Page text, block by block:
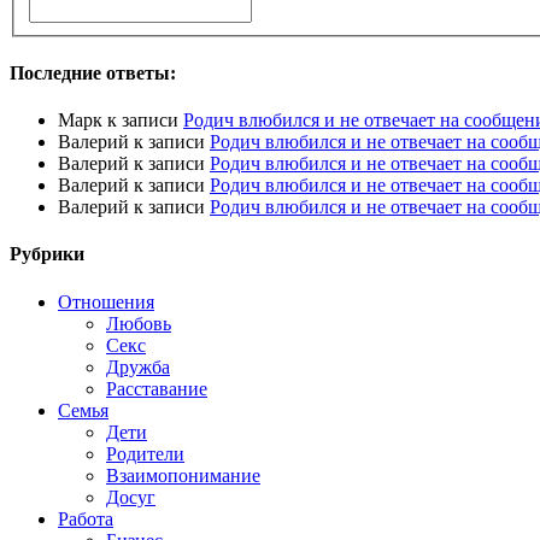
Последние ответы:
Марк к записи Родич влюбился и не отвечает на
Валерий к записи Родич влюбился и не отвечает на
Валерий к записи Родич влюбился и не отвечает на
Валерий к записи Родич влюбился и не отвечает на
Валерий к записи Родич влюбился и не отвечает на
Рубрики
Отношения
Любовь
Секс
Дружба
Расставание
Семья
Дети
Родители
Взаимопонимание
Досуг
Работа